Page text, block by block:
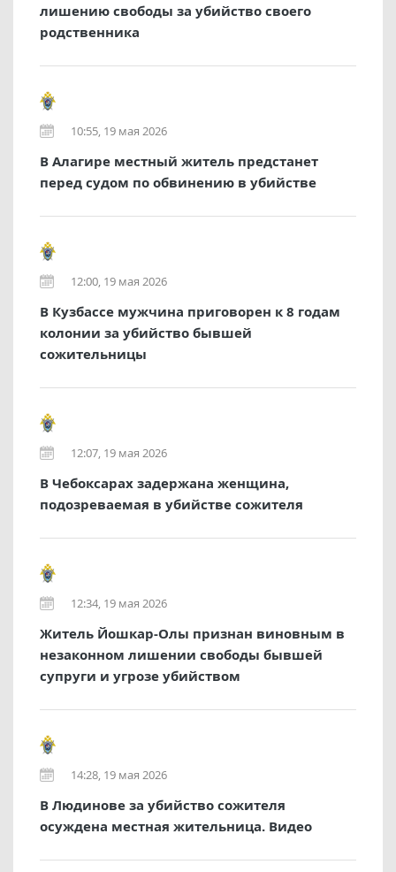
лишению свободы за убийство своего
родственника
10:55, 19 мая 2026
В Алагире местный житель предстанет
перед судом по обвинению в убийстве
12:00, 19 мая 2026
В Кузбассе мужчина приговорен к 8 годам
колонии за убийство бывшей
сожительницы
12:07, 19 мая 2026
В Чебоксарах задержана женщина,
подозреваемая в убийстве сожителя
12:34, 19 мая 2026
Житель Йошкар-Олы признан виновным в
незаконном лишении свободы бывшей
супруги и угрозе убийством
14:28, 19 мая 2026
В Людинове за убийство сожителя
осуждена местная жительница. Видео